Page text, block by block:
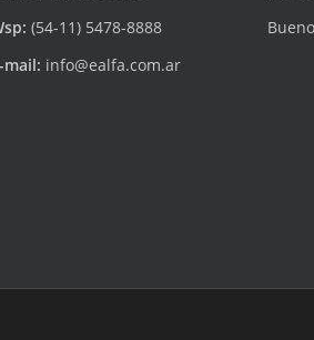
(54-11) 5478-8888
mail: info@ealfa.com.ar